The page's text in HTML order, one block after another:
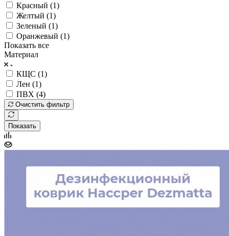
Красный (1)
Желтый (1)
Зеленый (1)
Оранжевый (1)
Показать все
Материал
КЩС (1)
Лен (1)
ПВХ (4)
Очистить фильтр
Показать